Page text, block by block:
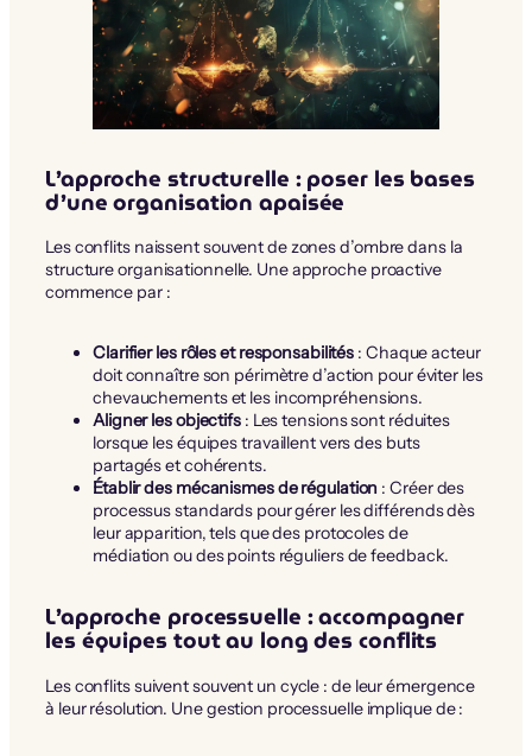
L’approche structurelle : poser les bases
d’une organisation apaisée
Les conflits naissent souvent de zones d’ombre dans la
structure organisationnelle. Une approche proactive
commence par :
Clarifier les rôles et responsabilités : Chaque acteur
doit connaître son périmètre d’action pour éviter les
chevauchements et les incompréhensions.
Aligner les objectifs: Les tensions sont réduites
lorsque les équipes travaillent vers des buts
partagés et cohérents.
Établir des mécanismes de régulation : Créer des
processus standards pour gérer les différends dès
leur apparition, tels que des protocoles de
médiation ou des points réguliers de feedback.
L’approche processuelle : accompagner
les équipes tout au long des conflits
Les conflits suivent souvent un cycle : de leur émergence
à leur résolution. Une gestion processuelle implique de :